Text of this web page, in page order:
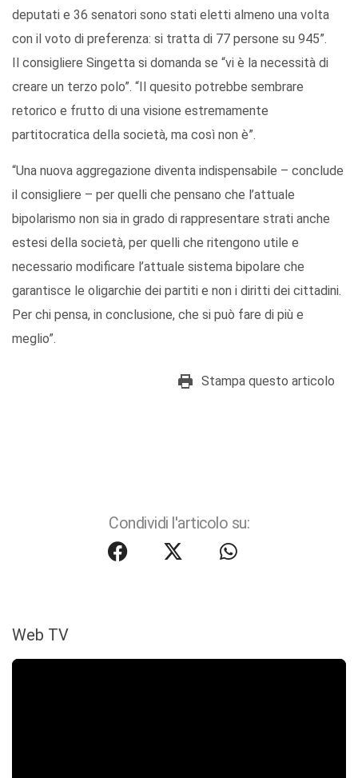
deputati e 36 senatori sono stati eletti almeno una volta
con il voto di preferenza: si tratta di 77 persone su 945”.
Il consigliere Singetta si domanda se “vi è la necessità di
creare un terzo polo”. “Il quesito potrebbe sembrare
retorico e frutto di una visione estremamente
partitocratica della società, ma così non è”.
“Una nuova aggregazione diventa indispensabile – conclude
il consigliere – per quelli che pensano che l’attuale
bipolarismo non sia in grado di rappresentare strati anche
estesi della società, per quelli che ritengono utile e
necessario modificare l’attuale sistema bipolare che
garantisce le oligarchie dei partiti e non i diritti dei cittadini.
Per chi pensa, in conclusione, che si può fare di più e
meglio”.
Stampa questo articolo
Condividi l'articolo su:
Web TV